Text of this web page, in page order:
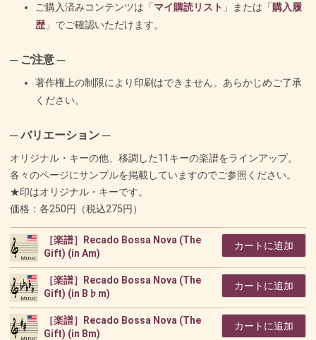
ご購入済みコンテンツは「マイ購読リスト 」または「 購入履
歴 」でご確認いただけます。
─ ご注意 ─
著作権上の制限により印刷はできません。あらかじめご了承
ください。
─ バリエーション ─
オリジナル・キーの他、移調した11キーの楽譜をラインアップ。
各々のページにサンプルを掲載していますのでご参照ください。
★印はオリジナル・キーです。
価格：各250円（税込275円）
［楽譜］Recado Bossa Nova (The
Gift) (in Am)
カートに追加
［楽譜］Recado Bossa Nova (The
Gift) (in B♭m)
カートに追加
［楽譜］Recado Bossa Nova (The
Gift) (in Bm)
カートに追加